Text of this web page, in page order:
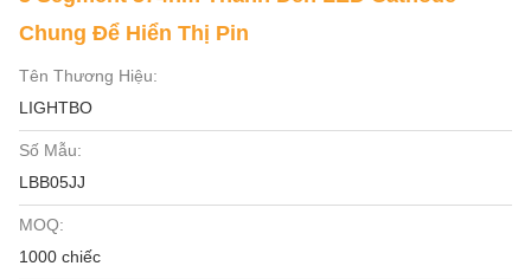
Chung Để Hiển Thị Pin
Tên Thương Hiệu:
LIGHTBO
Số Mẫu:
LBB05JJ
MOQ:
1000 chiếc